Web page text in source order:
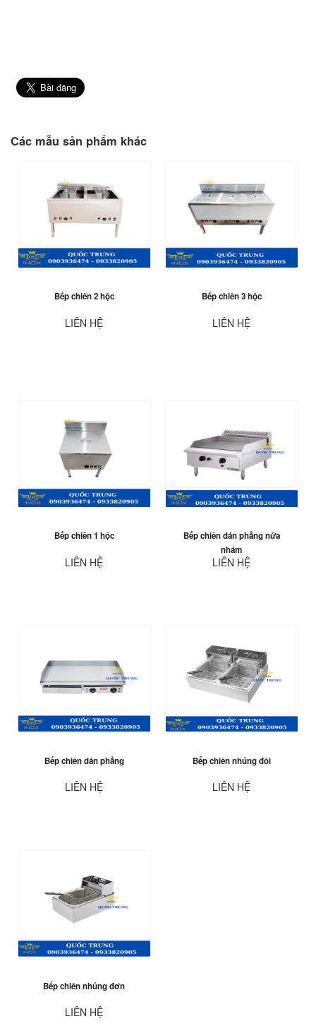
Các mẫu sản phẩm khác
Bếp chiên 2 hộc
LIÊN HỆ
Bếp chiên 3 hộc
LIÊN HỆ
Bếp chiên 1 hộc
LIÊN HỆ
Bếp chiên dán phẳng nửa
nhám
LIÊN HỆ
Bếp chiên dán phẳng
LIÊN HỆ
Bếp chiên nhúng đôi
LIÊN HỆ
Bếp chiên nhúng đơn
LIÊN HỆ